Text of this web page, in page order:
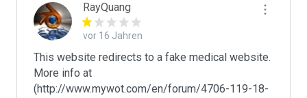
RayQuang
vor 16 Jahren
This website redirects to a fake medical website.
More info at
(http://www.mywot.com/en/forum/4706-119-18-